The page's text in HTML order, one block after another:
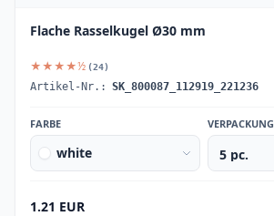
Flache Rasselkugel Ø30 mm
★★★★½ (24)
Artikel-Nr.: SK_800087_112919_221236
FARBE
white
VERPACKUNG
1.21 EUR